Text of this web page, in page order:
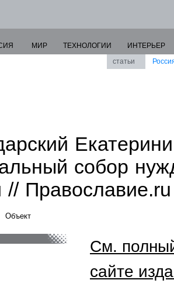
МИР ТЕХНОЛОГИИ
ИНТЕРЬЕР
статьи
собор
Православие.ru
Объект
См.
сайте